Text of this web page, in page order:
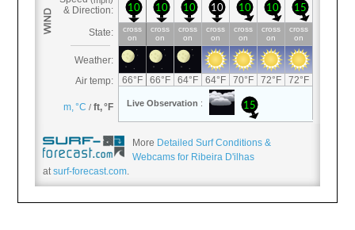
More Detailed Surf Conditions &
Webcams for Ribeira D'ilhas
atsurf-forecast.com.